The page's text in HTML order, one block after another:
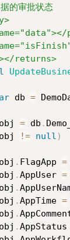
的审批状态
returns>
db =
= db .
obj != null )
. FlagApp =
.AppUser =
.
.AppTime =
.
.